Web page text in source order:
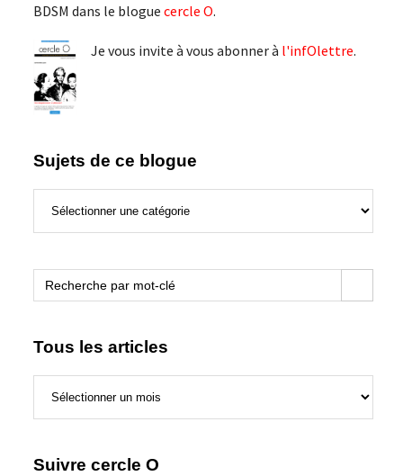
BDSM dans le blogue cercle O.
Je vous invite à vous abonner à l'infOlettre.
Sujets de ce blogue
Search
for:
Search Button
Tous les articles
Suivre cercle O